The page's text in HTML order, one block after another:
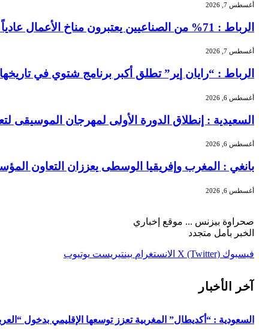
أغسطس 7, 2026
الرباط : 71% من الصناعيين يعتبرون مناخ الأعمال عادياً خلال الفصل الثاني من 2026 …
أغسطس 7, 2026
الرباط : “رايان إير” تطلق أكبر برنامج شتوي في تاريخها بالمغرب بـ156 خطًا جوياً
أغسطس 6, 2026
السعيدية : إنطلاق الدورة الأولى لمهرجان الموسيقى
أغسطس 6, 2026
بانغي : المغرب وإفريقيا الوسطى يعززان التعاون
أغسطس 6, 2026
صحراوة بيزنس ... موقع إخباري
الخبر بأمل متجدد
فيسبوك X (Twitter) الانستغرام بينتيريست يوتيوب
آخر الأخبار
السعودية : “أكديطال” المغربية تعزز توسعها الإقليمي بدخول